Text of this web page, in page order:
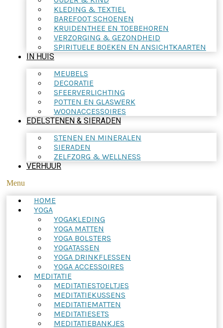
KLEDING & TEXTIEL
BAREFOOT SCHOENEN
KRUIDENTHEE EN TOEBEHOREN
VERZORGING & GEZONDHEID
SPIRITUELE BOEKEN EN ANSICHTKAARTEN
IN HUIS
MEUBELS
DECORATIE
SFEERVERLICHTING
POTTEN EN GLASWERK
WOONACCESSOIRES
EDELSTENEN & SIERADEN
STENEN EN MINERALEN
SIERADEN
ZELFZORG & WELLNESS
VERHUUR
Menu
HOME
YOGA
YOGAKLEDING
YOGA MATTEN
YOGA BOLSTERS
YOGATASSEN
YOGA DRINKFLESSEN
YOGA ACCESSOIRES
MEDITATIE
MEDITATIESTOELTJES
MEDITATIEKUSSENS
MEDITATIEMATTEN
MEDITATIESETS
MEDITATIEBANKJES